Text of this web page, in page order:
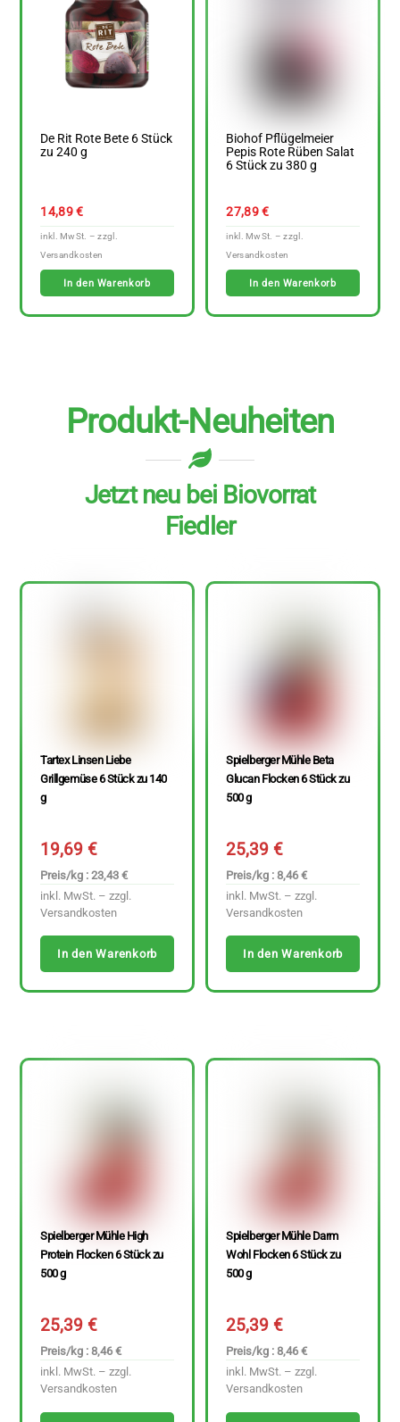
De Rit Rote Bete 6 Stück
zu 240 g
14,89€
In den Warenkorb
Biohof Pflügelmeier
Pepis Rote Rüben Salat
6 Stück zu 380 g
27,89€
In den Warenkorb
Produkt-Neuheiten
Jetzt neu bei Biovorrat
Fiedler
Tartex Linsen Liebe
Grillgemüse 6 Stück zu 140
g
19,69€
Preis/kg : 23,43 €
inkl. MwSt. – zzgl.
Versandkosten
In den Warenkorb
Spielberger Mühle Beta
Glucan Flocken 6 Stück zu
500 g
25,39€
Preis/kg : 8,46 €
inkl. MwSt. – zzgl.
Versandkosten
In den Warenkorb
Spielberger Mühle High
Protein Flocken 6 Stück zu
500 g
25,39€
Preis/kg : 8,46 €
inkl. MwSt. – zzgl.
Versandkosten
Spielberger Mühle Darm
Wohl Flocken 6 Stück zu
500 g
25,39€
Preis/kg : 8,46 €
inkl. MwSt. – zzgl.
Versandkosten